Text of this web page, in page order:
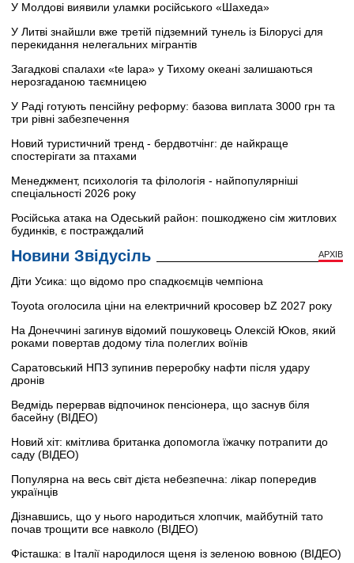
У Молдові виявили уламки російського «Шахеда»
У Литві знайшли вже третій підземний тунель із Білорусі для
перекидання нелегальних мігрантів
Загадкові спалахи «te lapa» у Тихому океані залишаються
нерозгаданою таємницею
У Раді готують пенсійну реформу: базова виплата 3000 грн та
три рівні забезпечення
Новий туристичний тренд - бердвотчінг: де найкраще
спостерігати за птахами
Менеджмент, психологія та філологія - найпопулярніші
спеціальності 2026 року
Російська атака на Одеський район: пошкоджено сім житлових
будинків, є постраждалий
Новини Звідусіль АРХІВ
Діти Усика: що відомо про спадкоємців чемпіона
Toyota оголосила ціни на електричний кросовер bZ 2027 року
На Донеччині загинув відомий пошуковець Олексій Юков, який
роками повертав додому тіла полеглих воїнів
Саратовський НПЗ зупинив переробку нафти після удару
дронів
Ведмідь перервав відпочинок пенсіонера, що заснув біля
басейну (ВІДЕО)
Новий хіт: кмітлива британка допомогла їжачку потрапити до
саду (ВІДЕО)
Популярна на весь світ дієта небезпечна: лікар попередив
українців
Дізнавшись, що у нього народиться хлопчик, майбутній тато
почав трощити все навколо (ВІДЕО)
Фісташка: в Італії народилося щеня із зеленою вовною (ВІДЕО)